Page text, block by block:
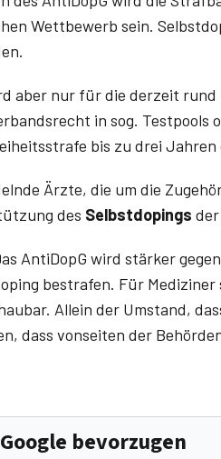
Wettbewerb sein.
aber nur für die derzeit rund
in sog. Testpools
bis zu drei Jahren
Ärzte, die um die
des Selbstdopings
AntiDopG wird stärker
bestrafen. Für Mediziner
Allein der Umstand,
dass vonseiten der
bevorzugen